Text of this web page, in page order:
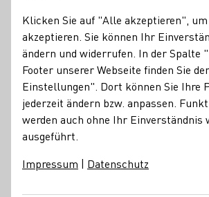
100 Weine. 100 Winzer. 13 Rebsorten. 10
alkoholarme Weine; „Big G“, die
von „Wines of Germany UK“, fand am
im Rahmen der London Wine Fair, statt.
bot dem britischen Fachpublikum eine
Präsentation der Vielfalt und Bedeutung
Klicken Sie auf "Alle akzeptieren",
akzeptieren. Sie können Ihr
ändern und widerrufen. In der Spalte
Footer unserer Webseite finden Sie
Einstellungen". Dort können Sie Ihre
jederzeit ändern bzw. anpassen.
werden auch ohne Ihr Einverständnis
ausgeführt.
Impressum | Datenschutz